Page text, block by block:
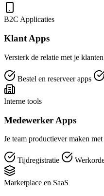
B2C Applicaties
Klant Apps
Versterk de relatie met je
Bestel en reserveer apps
Interne tools
Medewerker Apps
Je team productiever maken
Tijdregistratie
Marketplace en SaaS